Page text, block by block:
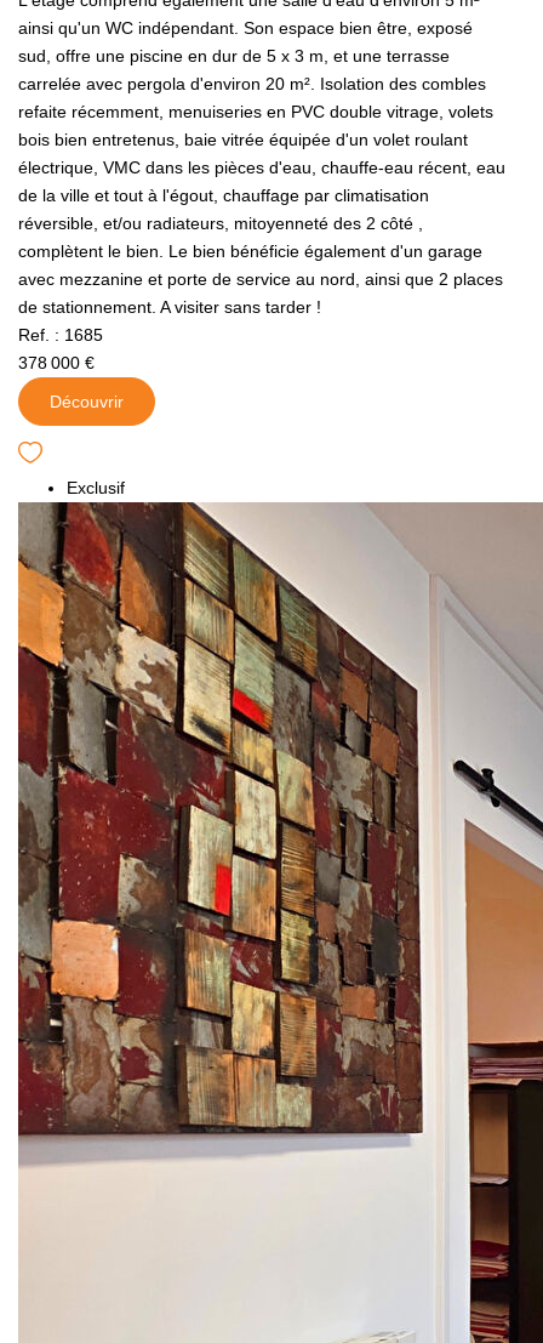
ainsi qu'un WC indépendant. Son espace bien être, exposé
sud, offre une piscine en dur de 5 x 3 m, et une terrasse
carrelée avec pergola d'environ 20 m². Isolation des combles
refaite récemment, menuiseries en PVC double vitrage, volets
bois bien entretenus, baie vitrée équipée d'un volet roulant
électrique, VMC dans les pièces d'eau, chauffe-eau récent, eau
de la ville et tout à l'égout, chauffage par climatisation
réversible, et/ou radiateurs, mitoyenneté des 2 côté ,
complètent le bien. Le bien bénéficie également d'un garage
avec mezzanine et porte de service au nord, ainsi que 2 places
de stationnement. A visiter sans tarder !
Ref. : 1685
378 000 €
Découvrir
Exclusif